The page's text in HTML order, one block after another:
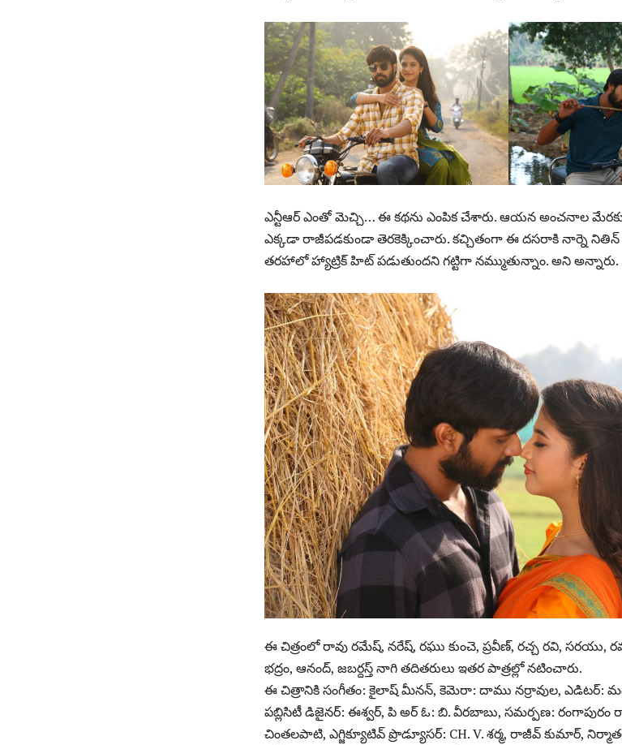
ఎన్టీఆర్ ఎంతో మెచ్చి… ఈ కథను ఎంపిక చేశారు. ఆయన అంచనాల మేరకు
ఎక్కడా రాజీపడకుండా తెరకెక్కించారు. కచ్చితంగా ఈ దసరాకి నార్నె
తరహాలో హ్యాట్రిక్ హిట్ పడుతుందని గట్టిగా నమ్ముతున్నాం. అని అన్నారు.
ఈ చిత్రంలో రావు రమేష్, నరేష్, రఘు కుంచె, ప్రవీణ్, రచ్చ రవి, సరయు,
భద్రం, ఆనంద్, జబర్దస్త్ నాగి తదితరులు ఇతర పాత్రల్లో నటించారు.
ఈ చిత్రానికి సంగీతం: కైలాష్ మీనన్, కెమెరా: దాము నర్రావుల, ఎడిటర్:
పబ్లిసిటీ డిజైనర్: ఈశ్వర్, పి అర్ ఓ: బి. వీరబాబు, సమర్పణ: రంగాపురం
చింతలపాటి, ఎగ్జిక్యూటివ్ ప్రొడ్యూసర్: CH. V. శర్మ, రాజీవ్ కుమార్,